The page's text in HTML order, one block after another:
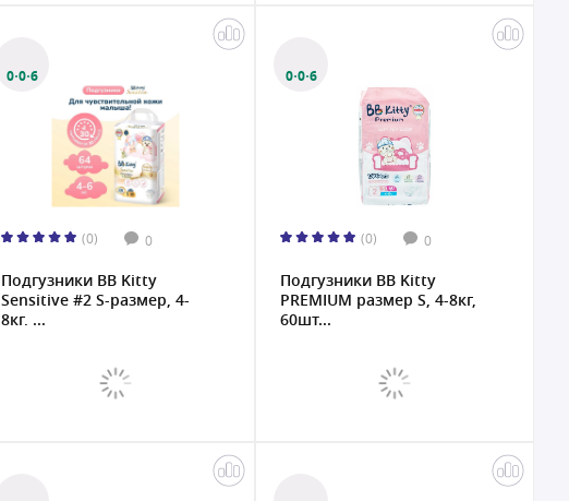
0·0·6
(0) 0
Подгузники BB Kitty
Sensitive #2 S-размер, 4-
8кг, ...
0·0·6
(0) 0
Подгузники BB Kitty
PREMIUM размер S, 4-8кг,
60шт...